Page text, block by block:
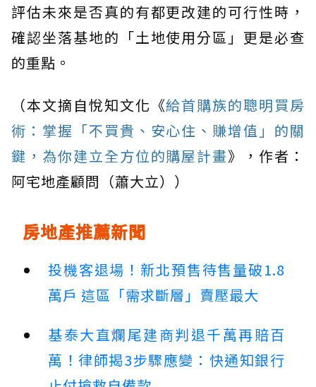
評估未來是否真的有都更改建的可行性時，
確認坐落基地的「土地使用分區」更是必查
的重點。
（本文摘自悅知文化《給首購族的聰明買房
術：掌握「不買貴、安心住、賺增值」的關
鍵，為你建立全方位的購屋計畫》，作者：
阿宅地產顧問（蕭大立））
房地產推薦新聞
投機客退場！新北預售待售量破1.8
萬戶 這區「需求斷層」賣壓最大
基泰大直爛尾建商判退千萬再賠百
萬！律師揭3步驟應變：快通知銀行